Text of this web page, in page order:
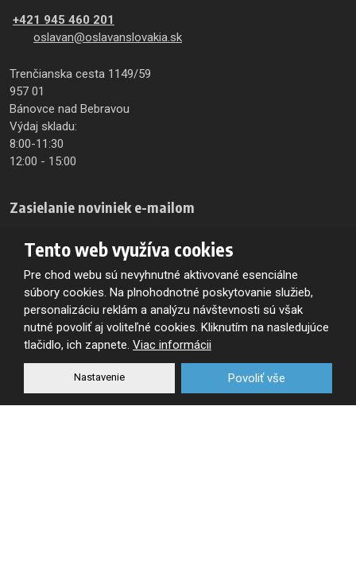
+421 945 460 201
oslavan@oslavanslovakia.sk
Trenčianska cesta 1149/59
957 01
Bánovce nad Bebravou
Výdaj skladu:
8:00-11:30
12:00 - 15:00
Zasielanie noviniek e-mailom
Na odber obchodných a firemných informácii
sa zaregistrujte
Súhlasím
spracovaním
údajov.
Súhlasím so spracovaním osobných údajov.
Registrovať
Tento web využíva cookies
Pre chod webu sú nevyhnutné aktivované esenciálne
súbory cookies. Na plnohodnotné poskytovanie služieb,
personalizáciu reklám a analýzu návštevnosti sú však
nutné povoliť aj voliteľné cookies. Kliknutím na nasledujúce
tlačidlo, ich zapnete. Viac informácii
Nastavenie Povoliť vše